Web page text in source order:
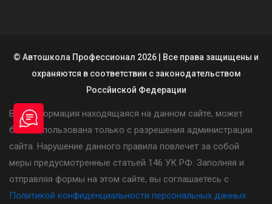
© Автошкола Профессионал 2026 | Все права защищены и
охраняются в соответствии с законодательством
Россйиской Федерации
Вся информация находящаяся на данном сайте, может
быть использована только с разрешения администрации
сайта. Нарушение данного правила повлечет за собой
меры предусмотренные статьей 146 УК РФ. Заполняя и
отправляя формы на этом сайте, вы соглашаетесь с
Политикой конфиденциальности персональных данных